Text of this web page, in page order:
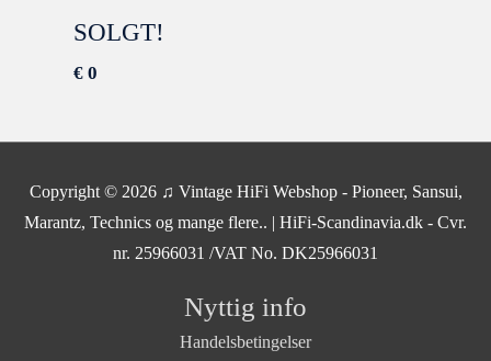
SOLGT!
€0
Copyright © 2026 ♫ Vintage HiFi Webshop - Pioneer, Sansui,
Marantz, Technics og mange flere.. | HiFi-Scandinavia.dk - Cvr.
nr. 25966031 /VAT No. DK25966031
Nyttig info
Handelsbetingelser